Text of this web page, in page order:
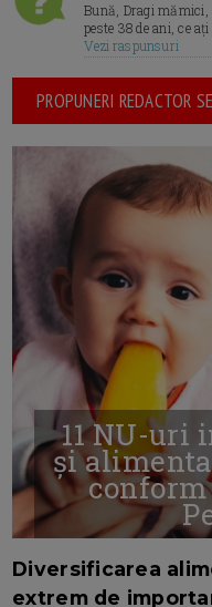
Bună, Dragi mămici,
peste 38 de ani, ce
Vezi raspunsuri
PROPUNERI REDACTOR
11 NU-uri
și
Diversificarea
extrem de